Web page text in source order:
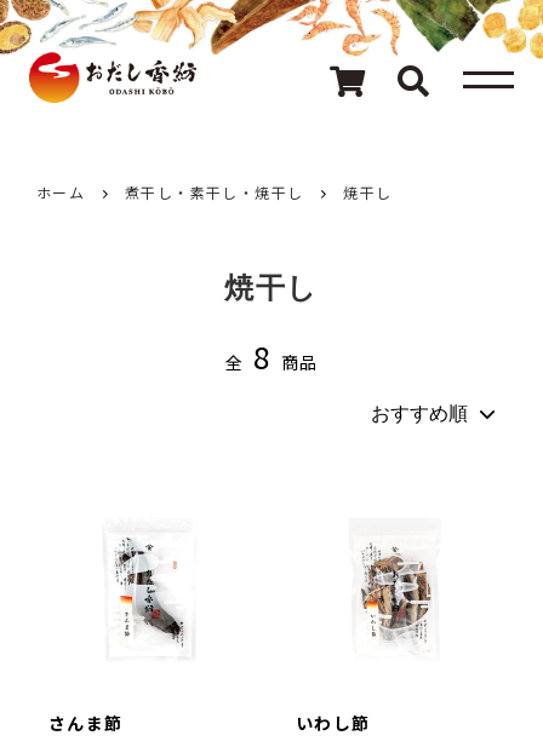
メニュー
80種類のおだし
カテゴリ一覧
法人様向け
カートを見る
ホーム 煮干し・素干し・焼干し 焼干し
焼干し
全 8 商品
さんま節 いわし節